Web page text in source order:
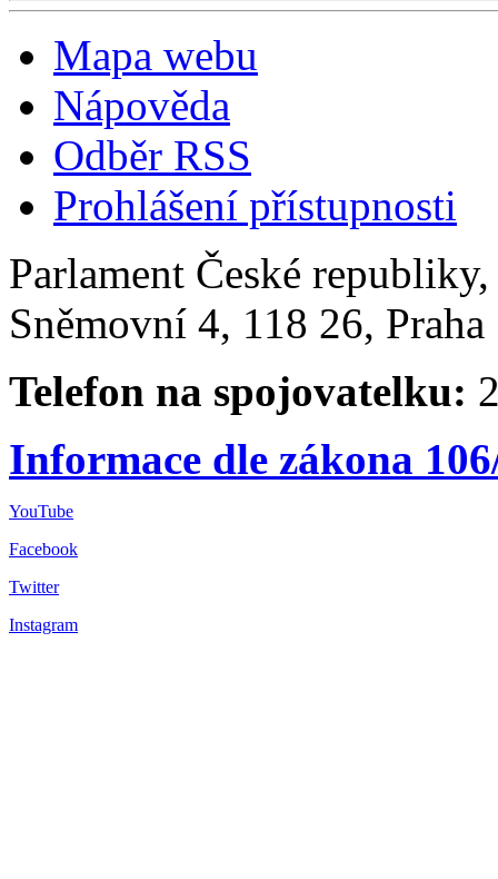
Mapa webu
Nápověda
Odběr RSS
Prohlášení přístupnosti
Parlament České
Sněmovní 4, 118 26,
Telefon na spojovatelku:
Informace dle zákona
YouTube
Facebook
Twitter
Instagram